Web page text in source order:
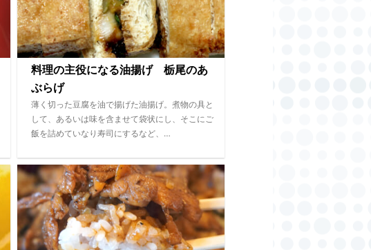
料理の主役になる油揚げ 栃尾のあ
ぶらげ
薄く切った豆腐を油で揚げた油揚げ。煮物の具と
して、あるいは味を含ませて袋状にし、そこにご
飯を詰めていなり寿司にするなど、…